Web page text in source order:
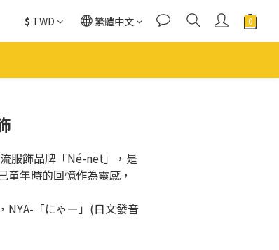
$ TWD 繁體中文
服飾品牌「Né-net」，是
童年時的回憶作為靈感，
NYA-「にゃー」(日文發音